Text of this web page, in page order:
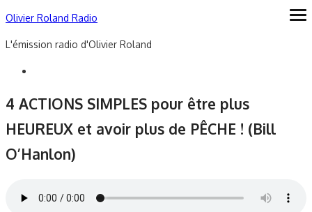
Skip
content
Olivier Roland Radio
L'émission radio d'Olivier Roland
4 ACTIONS SIMPLES pour être plus
HEUREUX et avoir plus de PÊCHE ! (Bill
O’Hanlon)